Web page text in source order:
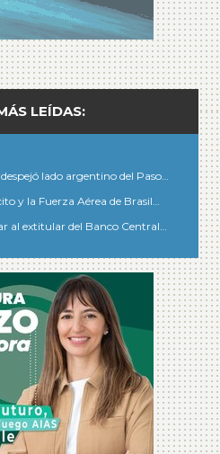
LEÍDAS:
lado argentino del Paso…
y la Fuerza Aérea de Brasil…
al extitular del Banco Central…